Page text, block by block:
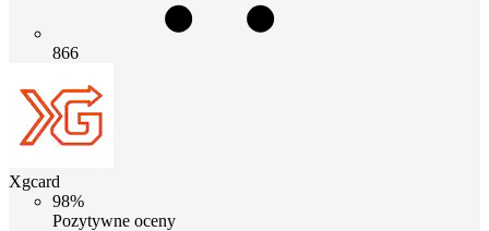
866
Xgcard
98%
Pozytywne oceny